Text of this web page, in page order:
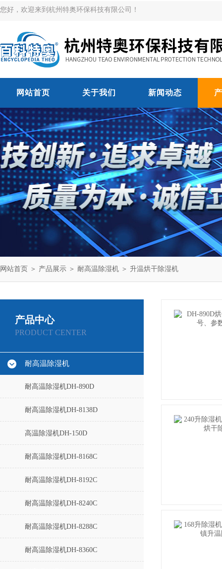
您好，欢迎来到杭州特奥环保科技有限公司！
网站首页 关于我们 新闻动态
网站首页 ＞ 产品展示 ＞ 耐高温除湿机 ＞ 升温烘干除湿机
产品中心
PRODUCT CENTER
耐高温除湿机
耐高温除湿机DH-890D
耐高温除湿机DH-8138D
高温除湿机DH-150D
耐高温除湿机DH-8168C
耐高温除湿机DH-8192C
耐高温除湿机DH-8240C
耐高温除湿机DH-8288C
耐高温除湿机DH-8360C